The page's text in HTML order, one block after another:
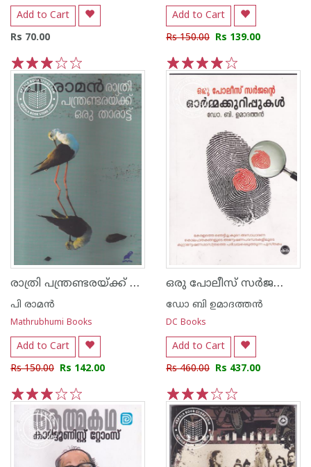
Add to Cart
Rs 70.00
5
4
3
2
1
Add to Cart
Rs 150.00 Rs 139.00
5
4
3
2
1
രാത്രി പന്ത്രണ്ടരയ്ക്ക് ഒരു താരാട്ട്
പി രാമ‌ന്‍
Mathrubhumi Books
Add to Cart
Rs 150.00 Rs 142.00
5
4
3
2
1
ഒരു പോലീസ് സര്‍ജന്റെ ഓര്‍മ്മക്കുറിപ്പുകള്‍
ഡോ ബി ഉമാദത്തന്‍
DC Books
Add to Cart
Rs 460.00 Rs 437.00
5
4
3
2
1